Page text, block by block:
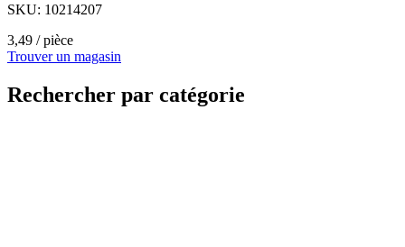
SKU: 10214207
3,49 / pièce
Trouver un magasin
Rechercher par catégorie